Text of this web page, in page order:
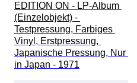
EDITION ON - LP-Album
(Einzelobjekt) -
Testpressung, Farbiges
Vinyl, Erstpressung,
Japanische Pressung, Nur
in Japan - 1971